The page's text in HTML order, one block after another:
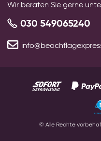
Wir beraten Sie gerne
030 549065240
© Alle Rechte